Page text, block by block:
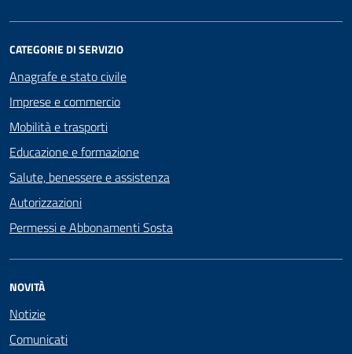
CATEGORIE DI SERVIZIO
Anagrafe e stato civile
Imprese e commercio
Mobilità e trasporti
Educazione e formazione
Salute, benessere e assistenza
Autorizzazioni
Permessi e Abbonamenti Sosta
NOVITÀ
Notizie
Comunicati